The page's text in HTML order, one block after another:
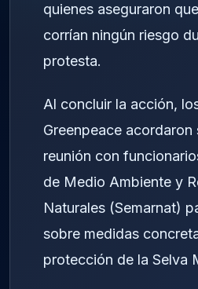
quienes aseguraron
corrían ningún riesgo
protesta.
Al concluir la acción,
Greenpeace acordaron
reunión con
de Medio Ambiente y
Naturales (Semarnat)
sobre medidas
protección de la Selva